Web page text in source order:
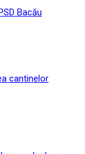
Bacău
cantinelor